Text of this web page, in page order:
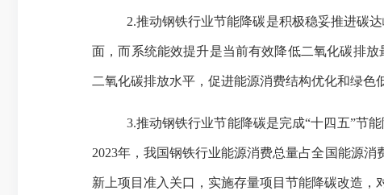
2.推动钢铁行业节能降碳是积极稳妥推进碳
面，而系统能效提升是当前有效降低二氧化碳排
二氧化碳排放水平，促进能源消费结构优化和绿色
3.推动钢铁行业节能降碳是完成“十四五”节
2023年，我国钢铁行业能源消费总量占全国能源
新上项目准入关口，实施存量项目节能降碳改造，